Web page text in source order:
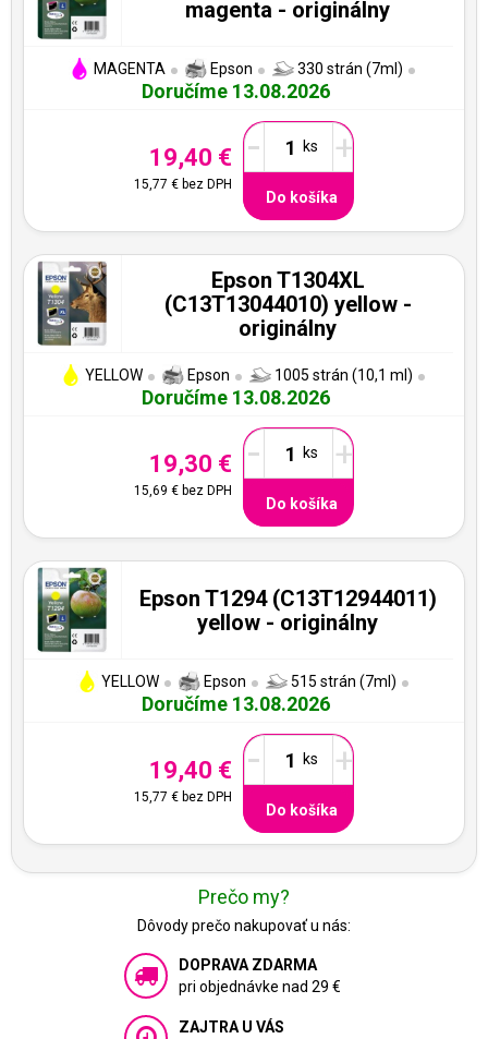
magenta - originálny
MAGENTA Epson 330 strán (7ml)
Doručíme 13.08.2026
19,40 €
15,77 € bez DPH
- +
Do košíka
Epson T1304XL
(C13T13044010) yellow -
originálny
YELLOW Epson 1005 strán (10,1 ml)
Doručíme 13.08.2026
19,30 €
15,69 € bez DPH
- +
Do košíka
Epson T1294 (C13T12944011)
yellow - originálny
YELLOW Epson 515 strán (7ml)
Doručíme 13.08.2026
19,40 €
15,77 € bez DPH
- +
Do košíka
Prečo my?
Dôvody prečo nakupovať u nás:
DOPRAVA ZDARMA
pri objednávke nad 29 €
ZAJTRA U VÁS